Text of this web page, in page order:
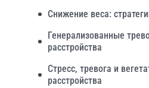
Снижение веса:
Генерализованные
расстройства
Стресс, тревога и
расстройства